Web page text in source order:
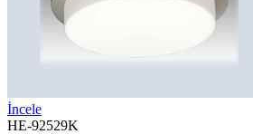
İncele
HE-92529K